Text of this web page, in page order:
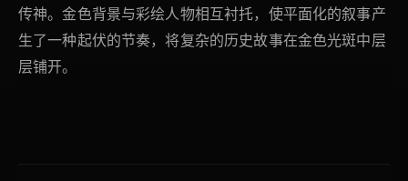
传神。金色背景与彩绘人物相互衬托，使平面化的叙事产
生了一种起伏的节奏，将复杂的历史故事在金色光斑中层
层铺开。